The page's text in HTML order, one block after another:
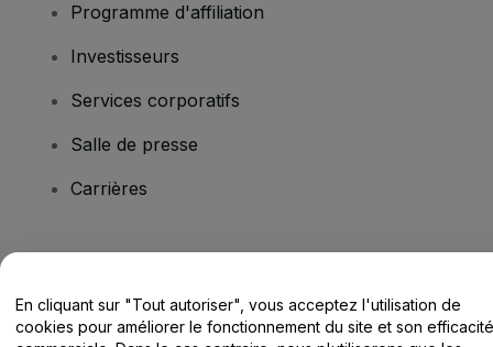
Programme d'affiliation
Investisseurs
Services corporatifs
Salle de presse
Carrières
Centre d'assistance / Nous contacter
En cliquant sur "Tout autoriser", vous acceptez l'utilisation de
cookies pour améliorer le fonctionnement du site et son efficacité